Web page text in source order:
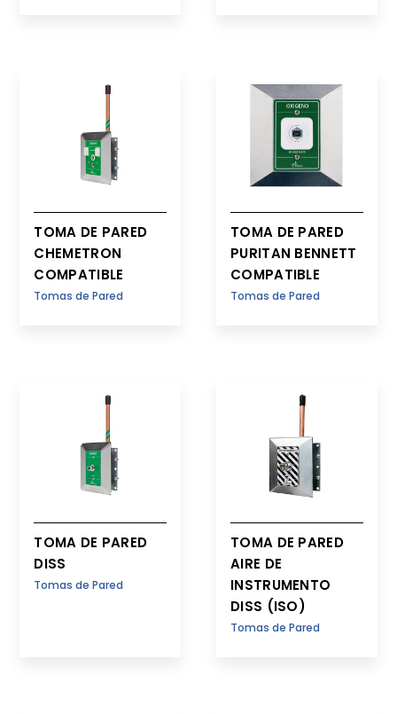
TOMA DE PARED
CHEMETRON
COMPATIBLE
Tomas de Pared
TOMA DE PARED
PURITAN BENNETT
COMPATIBLE
Tomas de Pared
TOMA DE PARED
DISS
Tomas de Pared
TOMA DE PARED
AIRE DE
INSTRUMENTO
DISS (ISO)
Tomas de Pared